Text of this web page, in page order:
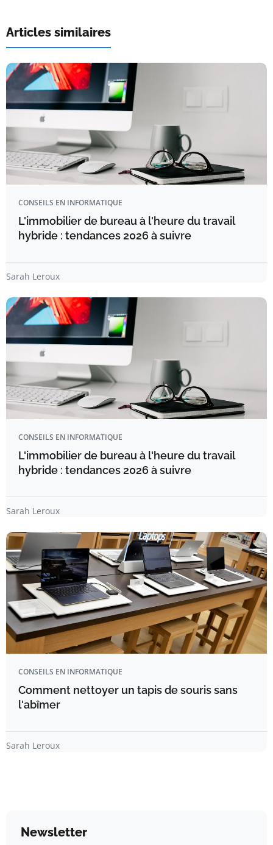
Articles similaires
CONSEILS EN INFORMATIQUE
L'immobilier de bureau à l'heure du travail
hybride : tendances 2026 à suivre
Sarah Leroux
CONSEILS EN INFORMATIQUE
L'immobilier de bureau à l'heure du travail
hybride : tendances 2026 à suivre
Sarah Leroux
CONSEILS EN INFORMATIQUE
Comment nettoyer un tapis de souris sans
l'abîmer
Sarah Leroux
Newsletter